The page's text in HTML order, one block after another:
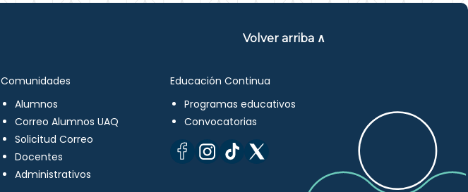
Volver arriba ∧
Comunidades
Alumnos
Correo Alumnos UAQ
Solicitud Correo
Docentes
Administrativos
Educación Continua
Programas educativos
Convocatorias